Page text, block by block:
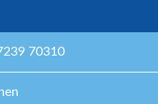
70310